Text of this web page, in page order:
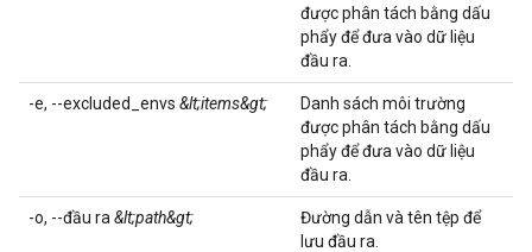
được phân tách bằng dấu
phẩy để đưa vào dữ liệu
đầu ra.
-e, --excluded_envs &lt;items&gt;
Danh sách môi trường
được phân tách bằng dấu
phẩy để đưa vào dữ liệu
đầu ra.
-o, --đầu ra &lt;path&gt;
Đường dẫn và tên tệp để
lưu đầu ra.